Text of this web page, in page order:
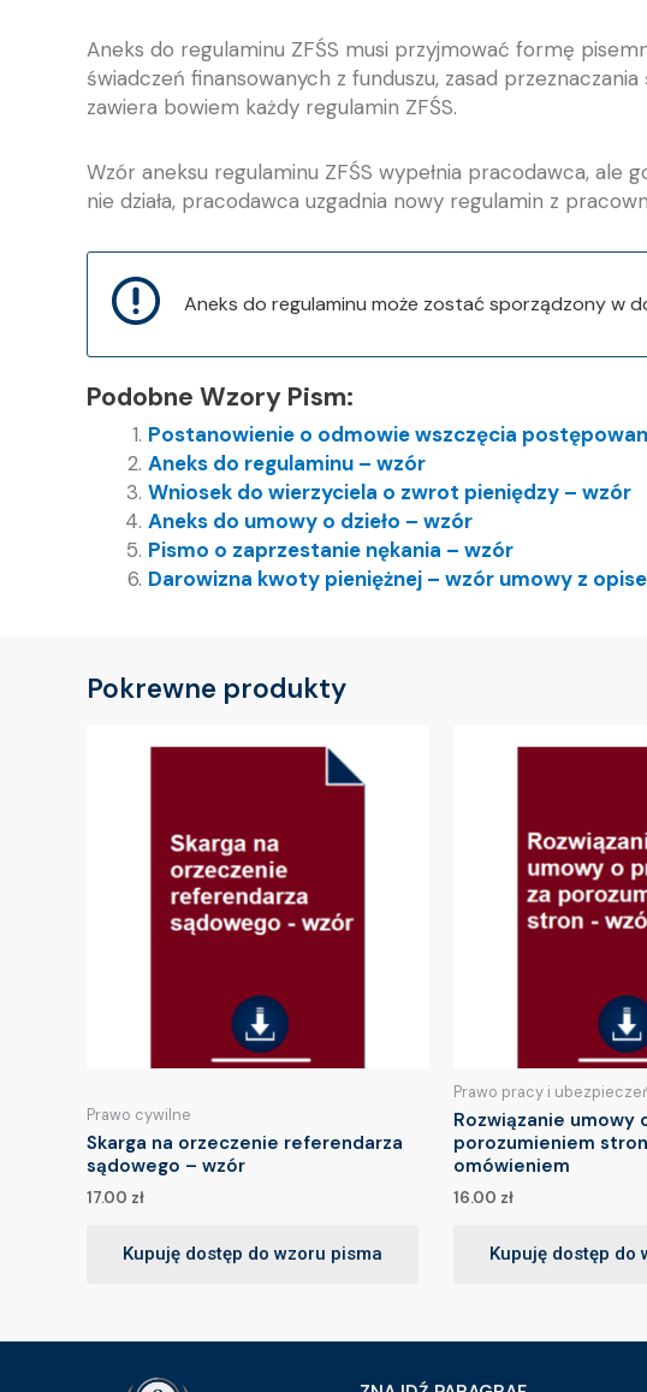
Aneks do regulaminu ZFŚS musi przyjmować formę
świadczeń finansowanych z funduszu, zasad
zawiera bowiem każdy regulamin ZFŚS.
Wzór aneksu regulaminu ZFŚS wypełnia pracodawca, ale
nie działa, pracodawca uzgadnia nowy regulamin z
Aneks do regulaminu może zostać sporządzony w
Podobne Wzory Pism:
Postanowienie o odmowie wszczęcia
Aneks do regulaminu – wzór
Wniosek do wierzyciela o zwrot pieniędzy – wzór
Aneks do umowy o dzieło – wzór
Pismo o zaprzestanie nękania – wzór
Darowizna kwoty pieniężnej – wzór umowy z
Pokrewne produkty
Prawo cywilne
Skarga na orzeczenie referendarza
sądowego – wzór
17.00 zł
Kupuję dostęp do wzoru pisma
Prawo pracy i
Rozwiązanie umowy
porozumieniem
omówieniem
16.00 zł
Kupuję dostęp do